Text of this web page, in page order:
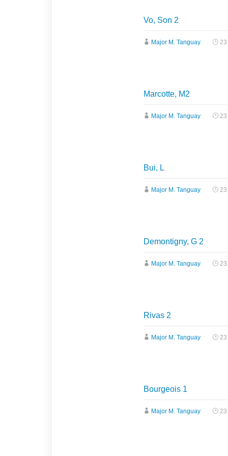
Vo, Son 2
Major M. Tanguay 23
Marcotte, M2
Major M. Tanguay 23
Bui, L
Major M. Tanguay 23
Demontigny, G 2
Major M. Tanguay 23
Rivas 2
Major M. Tanguay 23
Bourgeois 1
Major M. Tanguay 23